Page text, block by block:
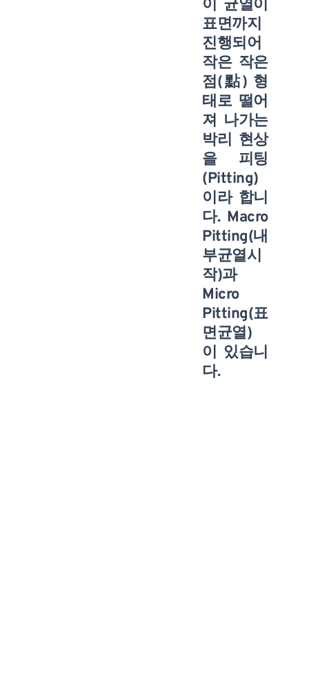
이 균열이
표면까지
진행되어
작은 작은
점(點) 형
태로 떨어
져 나가는
박리 현상
을 피팅
(Pitting)
이라 합니
다. Macro
Pitting(내
부균열시
작)과
Micro
Pitting(표
면균열)
이 있습니
다.